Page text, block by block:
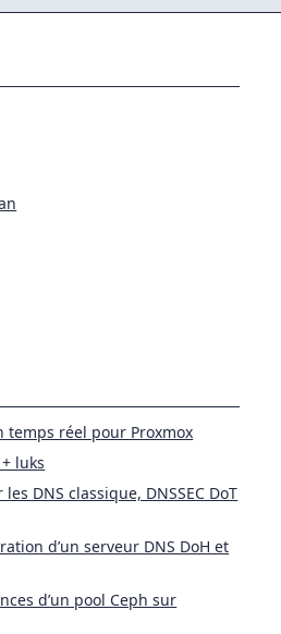
temps réel pour Proxmox
luks
DNS classique, DNSSEC DoT
d’un serveur DNS DoH et
d’un pool Ceph sur